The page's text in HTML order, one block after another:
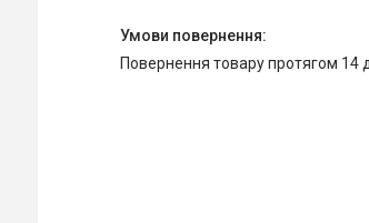
повернення товару протягом 14